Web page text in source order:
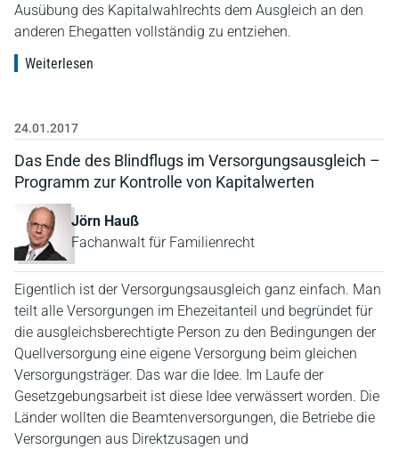
Ausübung des Kapitalwahlrechts dem Ausgleich an den
anderen Ehegatten vollständig zu entziehen.
Weiterlesen
24.01.2017
Das Ende des Blindflugs im Versorgungsausgleich –
Programm zur Kontrolle von Kapitalwerten
Jörn Hauß
Fachanwalt für Familienrecht
Eigentlich ist der Versorgungsausgleich ganz einfach. Man
teilt alle Versorgungen im Ehezeitanteil und begründet für
die ausgleichsberechtigte Person zu den Bedingungen der
Quellversorgung eine eigene Versorgung beim gleichen
Versorgungsträger. Das war die Idee. Im Laufe der
Gesetzgebungsarbeit ist diese Idee verwässert worden. Die
Länder wollten die Beamtenversorgungen, die Betriebe die
Versorgungen aus Direktzusagen und